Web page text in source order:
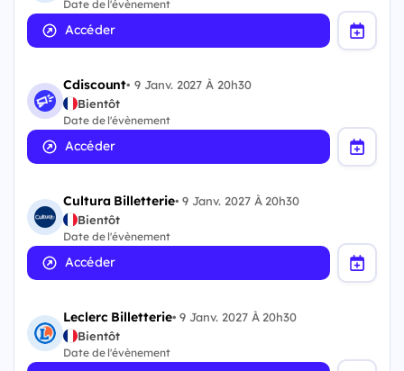
Date de l'évènement
Accéder
Cdiscount•9 Janv. 2027 À 20h30
Bientôt
Date de l'évènement
Accéder
Cultura Billetterie•9 Janv. 2027 À 20h30
Bientôt
Date de l'évènement
Accéder
Leclerc Billetterie•9 Janv. 2027 À 20h30
Bientôt
Date de l'évènement